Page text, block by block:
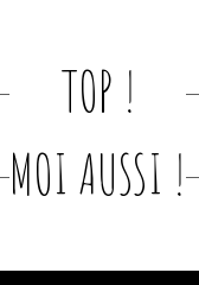
TOP !
MOI AUSSI !